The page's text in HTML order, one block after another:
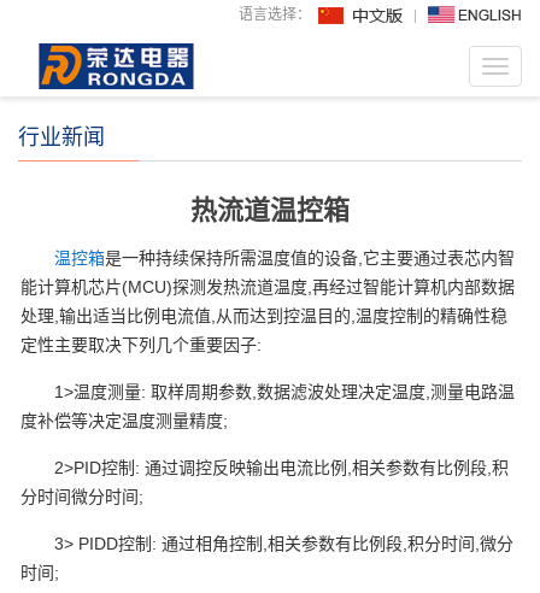
语言选择：
行业新闻
热流道温控箱
温控箱是一种持续保持所需温度值的设备,它主要通过表芯内智
能计算机芯片(MCU)探测发热流道温度,再经过智能计算机内部数据
处理,输出适当比例电流值,从而达到控温目的,温度控制的精确性稳
定性主要取决下列几个重要因子:
1>温度测量: 取样周期参数,数据滤波处理决定温度,测量电路温
度补偿等决定温度测量精度;
2>PID控制: 通过调控反映输出电流比例,相关参数有比例段,积
分时间微分时间;
3> PIDD控制: 通过相角控制,相关参数有比例段,积分时间,微分
时间;